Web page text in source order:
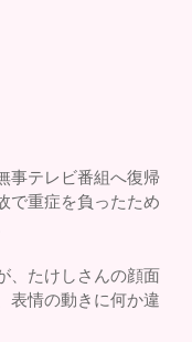
事テレビ番組へ復帰
で重症を負ったため
、たけしさんの顔面
表情の動きに何か違